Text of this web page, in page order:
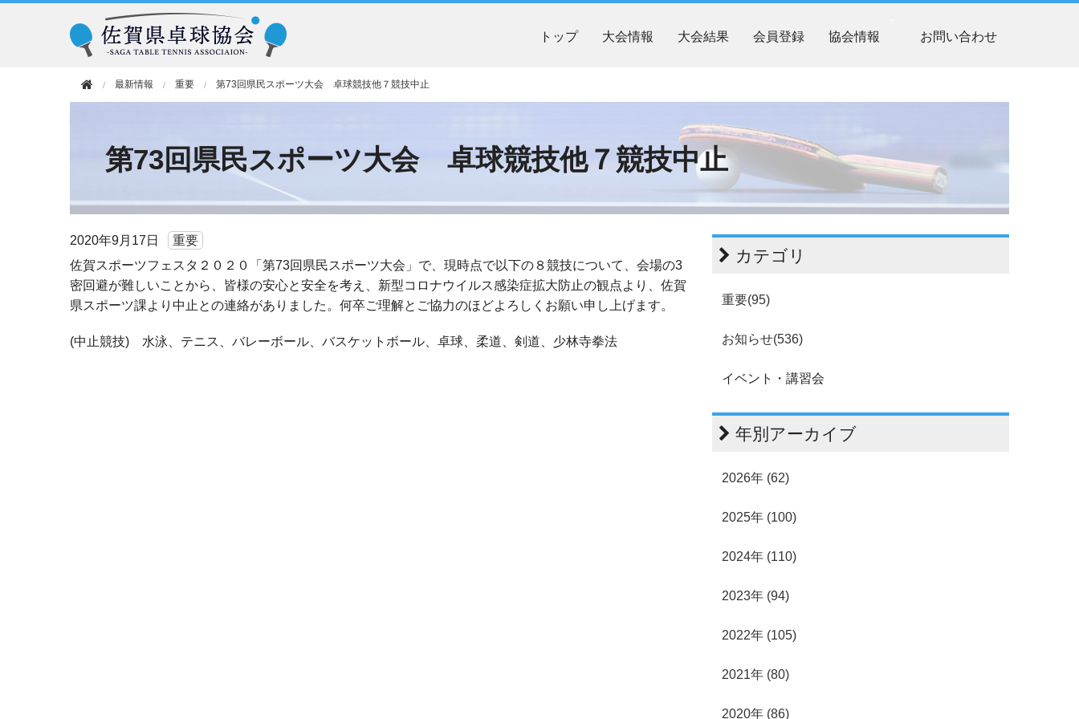
トップ 大会情報 大会結果 会員登録 協会情報 お問い合わせ
最新情報 重要 第73回県民スポーツ大会 卓球競技他７競技中止
第73回県民スポーツ大会 卓球競技他７競技中止
2020年9月17日
重要
佐賀スポーツフェスタ２０２０「第73回県民スポーツ大会」で、現時点で以下の８競技について、会場の3
密回避が難しいことから、皆様の安心と安全を考え、新型コロナウイルス感染症拡大防止の観点より、佐賀
県スポーツ課より中止との連絡がありました。何卒ご理解とご協力のほどよろしくお願い申し上げます。
(中止競技) 水泳、テニス、バレーボール、バスケットボール、卓球、柔道、剣道、少林寺拳法
カテゴリ
重要(95)
お知らせ(536)
イベント・講習会
年別アーカイブ
2026年 (62)
2025年 (100)
2024年 (110)
2023年 (94)
2022年 (105)
2021年 (80)
2020年 (86)